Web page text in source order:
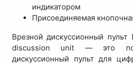
индикатором
Присоединяемая
Врезной дискуссионный
discussion unit — это
дискуссионный пульт для